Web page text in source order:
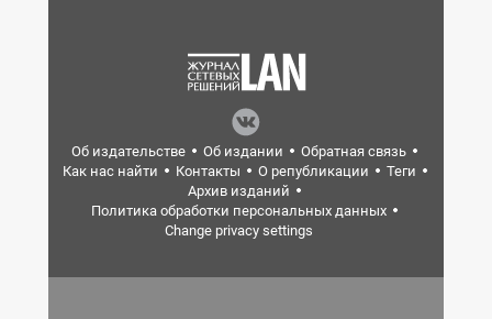
Об издательстве Об издании
Обратная связь
Как нас найти
Контакты О републикации
Теги
Архив изданий
Политика обработки персональных данных
Change privacy settings